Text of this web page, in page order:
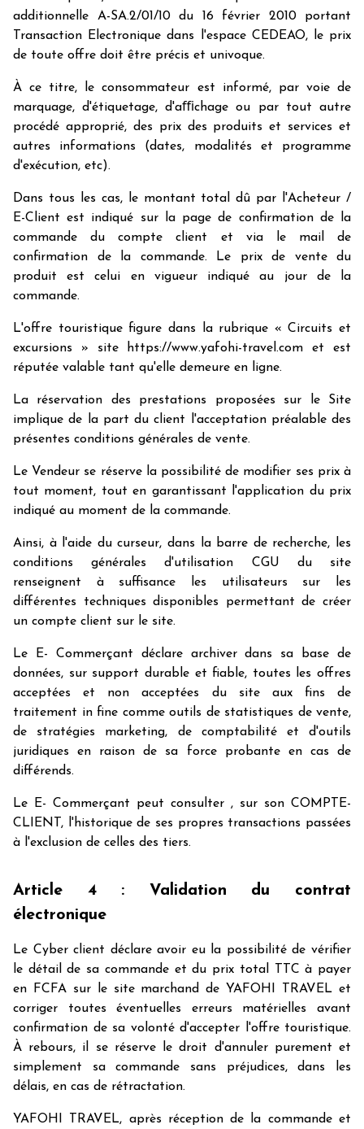
additionnelle A-SA.2/01/10 du 16 février 2010 portant
Transaction Electronique dans l'espace CEDEAO, le prix
de toute offre doit être précis et univoque.
À ce titre, le consommateur est informé, par voie de
marquage, d'étiquetage, d'aﬃchage ou par tout autre
procédé approprié, des prix des produits et services et
autres informations (dates, modalités et programme
d'exécution, etc).
Dans tous les cas, le montant total dû par l'Acheteur /
E-Client est indiqué sur la page de confirmation de la
commande du compte client et via le mail de
confirmation de la commande. Le prix de vente du
produit est celui en vigueur indiqué au jour de la
commande.
L'offre touristique figure dans la rubrique « Circuits et
excursions » site https://www.yafohi-travel.com et est
réputée valable tant qu'elle demeure en ligne.
La réservation des prestations proposées sur le Site
implique de la part du client l'acceptation préalable des
présentes conditions générales de vente.
Le Vendeur se réserve la possibilité de modifier ses prix à
tout moment, tout en garantissant l'application du prix
indiqué au moment de la commande.
Ainsi, à l'aide du curseur, dans la barre de recherche, les
conditions générales d'utilisation CGU du site
renseignent à suffisance les utilisateurs sur les
différentes techniques disponibles permettant de créer
un compte client sur le site.
Le E- Commerçant déclare archiver dans sa base de
données, sur support durable et fiable, toutes les offres
acceptées et non acceptées du site aux fins de
traitement in fine comme outils de statistiques de vente,
de stratégies marketing, de comptabilité et d'outils
juridiques en raison de sa force probante en cas de
différends.
Le E- Commerçant peut consulter , sur son COMPTE-
CLIENT, l'historique de ses propres transactions passées
à l'exclusion de celles des tiers.
Article 4 : Validation du contrat
électronique
Le Cyber client déclare avoir eu la possibilité de vérifier
le détail de sa commande et du prix total TTC à payer
en FCFA sur le site marchand de YAFOHI TRAVEL et
corriger toutes éventuelles erreurs matérielles avant
confirmation de sa volonté d'accepter l'offre touristique.
À rebours, il se réserve le droit d'annuler purement et
simplement sa commande sans préjudices, dans les
délais, en cas de rétractation.
YAFOHI TRAVEL, après réception de la commande et